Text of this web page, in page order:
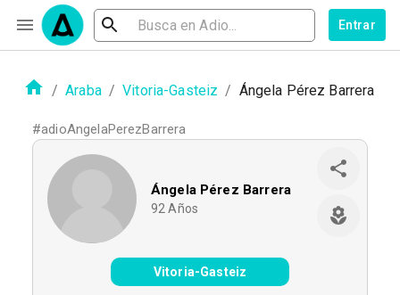
Entrar
/ Araba / Vitoria-Gasteiz / Ángela Pérez Barrera
#adioAngelaPerezBarrera
Ángela Pérez Barrera
92 Años
Vitoria-Gasteiz